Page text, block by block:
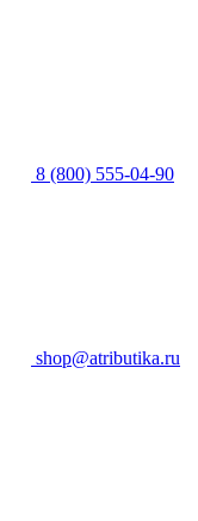
8 (800) 555-04-90
shop@atributika.ru